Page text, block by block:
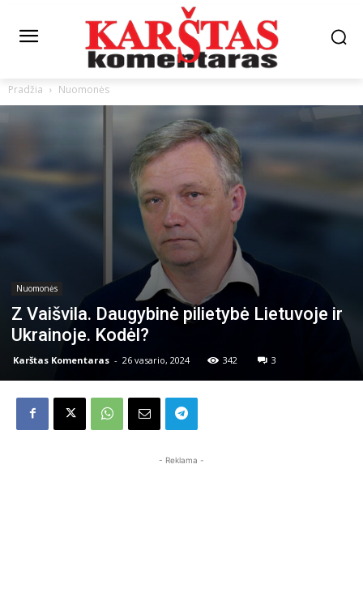
Pradžia Nuomonės
Nuomonės
Z Vaišvila. Daugybinė pilietybė Lietuvoje ir
Ukrainoje. Kodėl?
Karštas Komentaras - 26 vasario, 2024 342 3
- Reklama -